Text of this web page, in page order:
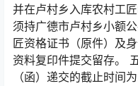
并在卢村乡入库农村工
须持广德市卢村乡小额
匠资格证书（原件）及
资料复印件提交留存。
（函）递交的截止时间